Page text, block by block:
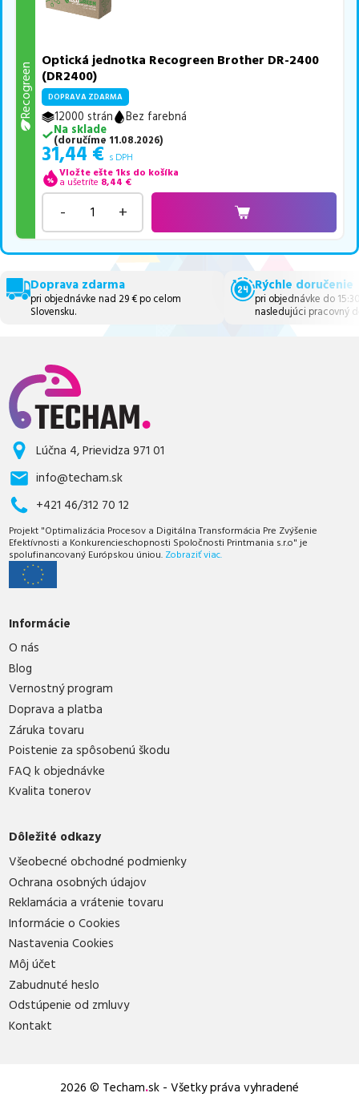
Recogreen
Optická jednotka Recogreen Brother DR-2400
(DR2400)
DOPRAVA ZDARMA
12000 strán
Bez farebná
Na sklade
(doručíme 11.08.2026)
31,44 € s DPH
Vložte ešte 1ks do košíka
a ušetríte 8,44 €
- +
Doprava zdarma
pri objednávke nad 29 € po celom
Slovensku.
Rýchle doručenie
pri objednávke do
nasledujúci pracovný
Lúčna 4, Prievidza 971 01
info@techam.sk
+421 46/312 70 12
Projekt "Optimalizácia Procesov a Digitálna Transformácia Pre Zvýšenie
Efektívnosti a Konkurencieschopnosti Spoločnosti Printmania s.r.o" je
spolufinancovaný Európskou úniou. Zobraziť viac.
Informácie
O nás
Blog
Vernostný program
Doprava a platba
Záruka tovaru
Poistenie za spôsobenú škodu
FAQ k objednávke
Kvalita tonerov
Dôležité odkazy
Všeobecné obchodné podmienky
Ochrana osobných údajov
Reklamácia a vrátenie tovaru
Informácie o Cookies
Nastavenia Cookies
Môj účet
Zabudnuté heslo
Odstúpenie od zmluvy
Kontakt
2026 © Techam.sk - Všetky práva vyhradené